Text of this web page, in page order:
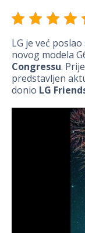
LG je već
novog modela
Congressu.
predstavljen
donio LG